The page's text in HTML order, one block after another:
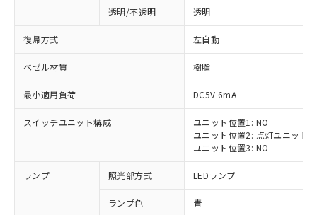
透明/不透明 透明
復帰方式 左自動
ベゼル材質 樹脂
最小適用負荷 DC5V 6mA
スイッチユニット構成
ユニット位置1: NO
ユニット位置2: 点灯ユニット
ユニット位置3: NO
ランプ 照光部方式 LEDランプ
ランプ色 青
対応済み：EU RoHS指令（10物質）の
非含有に対応した製品が提供可能な商品で